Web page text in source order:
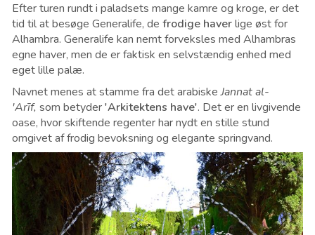
Efter turen rundt i paladsets mange kamre og kroge, er det
tid til at besøge Generalife, de frodige haverlige øst for
Alhambra. Generalife kan nemt forveksles med Alhambras
egne haver, men de er faktisk en selvstændig enhed med
eget lille palæ.
Navnet menes at stamme fra det arabiskeJannat al-
'Arīf, som betyder'Arkitektens have'. Det er en livgivende
oase, hvor skiftende regenter har nydt en stille stund
omgivet af frodig bevoksning og elegante springvand.